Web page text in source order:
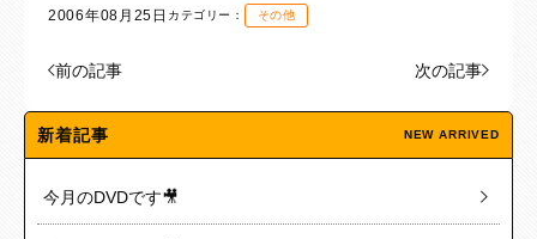
2006年08月25日 カテゴリー： その他
前の記事 次の記事
新着記事 NEW ARRIVED
今月のDVDです🎥